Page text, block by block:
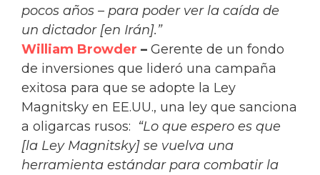
pocos años – para poder ver la caída de
un dictador [en Irán].”
William Browder – Gerente de un fondo
de inversiones que lideró una campaña
exitosa para que se adopte la Ley
Magnitsky en EE.UU., una ley que sanciona
a oligarcas rusos: “Lo que espero es que
[la Ley Magnitsky] se vuelva una
herramienta estándar para combatir la